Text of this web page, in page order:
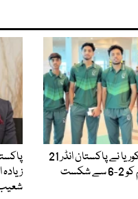
جنوبی کوریا نے پاکستان انڈر 21
ہاکی ٹیم کو 2-6 سے شکست